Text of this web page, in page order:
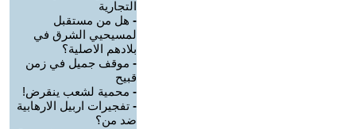
التجارية
- هل من مستقبل
لمسيحيي الشرق في
بلادهم الاصلية؟
- موقف جميل في زمن
قبيح
- محمية لشعب ينقرض!
- تفجيرات اربيل الارهابية
ضد من؟